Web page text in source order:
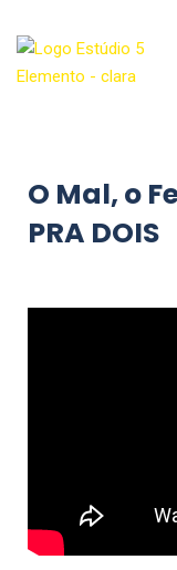
O Mal, o
PRA DOIS